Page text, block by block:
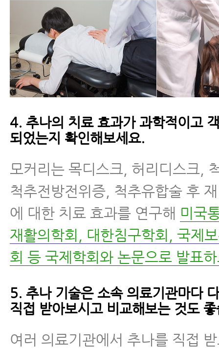
4. 추나의 치료 효과가 과학적이고
되었는지 확인해보세요.
모커리는 목디스크, 허리디스크,
척추전방전위증, 척추유합술 후
에 대한 치료 효과를 연구해 미국
재활의학회, 대한침구학회, 국제
회 등 국제학회와 논문으로 발표
5. 추나 기술은 소속 의료기관마다
직접 받아보시고 비교해보는 것도
여러 의료기관에서 추나를 직접